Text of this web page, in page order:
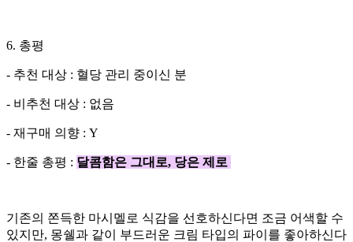
6. 총평
- 추천 대상 : 혈당 관리 중이신 분
- 비추천 대상 : 없음
- 재구매 의향 : Y
- 한줄 총평 : 달콤함은 그대로, 당은 제로
기존의 쫀득한 마시멜로 식감을 선호하신다면 조금 어색할 수
있지만, 몽쉘과 같이 부드러운 크림 타입의 파이를 좋아하신다